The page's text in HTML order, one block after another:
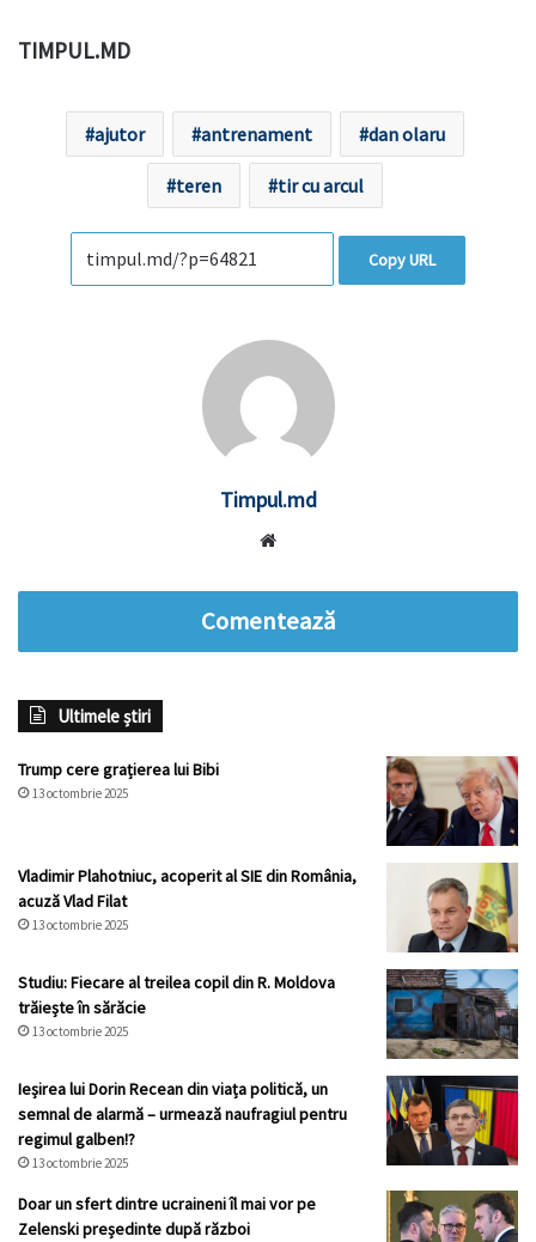
TIMPUL.MD
ajutor antrenament dan olaru
teren tir cu arcul
Copy URL
Timpul.md
Comentează
Ultimele știri
Trump cere grațierea lui Bibi
13 octombrie 2025
Vladimir Plahotniuc, acoperit al SIE din România,
acuză Vlad Filat
13 octombrie 2025
Studiu: Fiecare al treilea copil din R. Moldova
trăiește în sărăcie
13 octombrie 2025
Ieșirea lui Dorin Recean din viața politică, un
semnal de alarmă – urmează naufragiul pentru
regimul galben!?
13 octombrie 2025
Doar un sfert dintre ucraineni îl mai vor pe
Zelenski președinte după război